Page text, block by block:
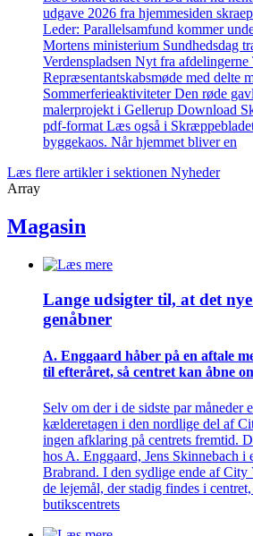
udgave 2026 fra hjemmesiden
Leder: Parallelsamfund kommer
Mortens ministerium Sundhedsdag
Verdenspladsen Nyt fra
Repræsentantskabsmøde med delte
Sommerferieaktiviteter Den røde
malerprojekt i Gellerup Download
pdf-format Læs også i
byggekaos. Når hjemmet bliver en
Læs flere artikler i sektionen Nyheder
Array
Magasin
Lange udsigter til, at det
genåbner
A. Enggaard håber på en aftale
til efteråret, så centret kan åbne
Selv om der i de sidste par måneder
kælderetagen i den nordlige del af
ingen afklaring på centrets fremtid.
hos A. Enggaard, Jens Skinnebach i
Brabrand. I den sydlige ende af City
de lejemål, der stadig findes i
butikscentrets